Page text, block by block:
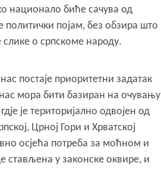
национало биће сачува од
појам, без обзира што
о српскоме народу.
постаје приоритетни задатак
мора бити базиран на очувању
је територијално одвојен од
Црној Гори и Хрватској
осјећа потреба за моћном и
стављена у законске оквире, и